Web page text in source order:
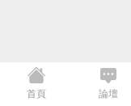
首頁 論壇